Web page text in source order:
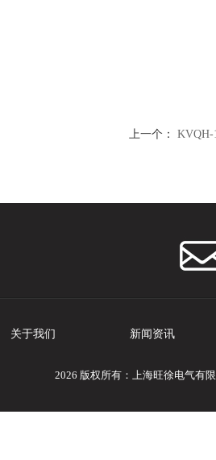
上一个： KVQH-
关于我们 新闻资讯
2026 版权所有：上海旺徐电气有